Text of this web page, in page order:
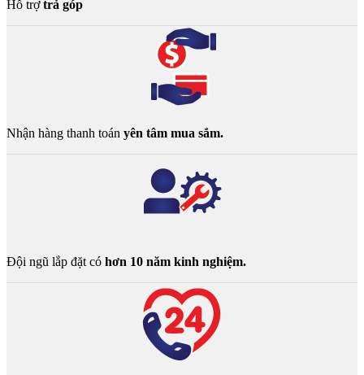
Hỗ trợtrả góp
Nhận hàng thanh toán yên tâm mua sắm.
Đội ngũ lắp đặt có hơn 10 năm kinh nghiệm.